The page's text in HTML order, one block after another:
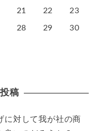
21 22 23
28 29 30
稿
に対して我が社の商